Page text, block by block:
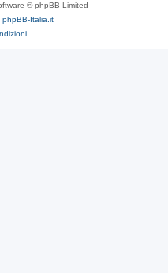
© phpBB Limited
phpBB-Italia.it